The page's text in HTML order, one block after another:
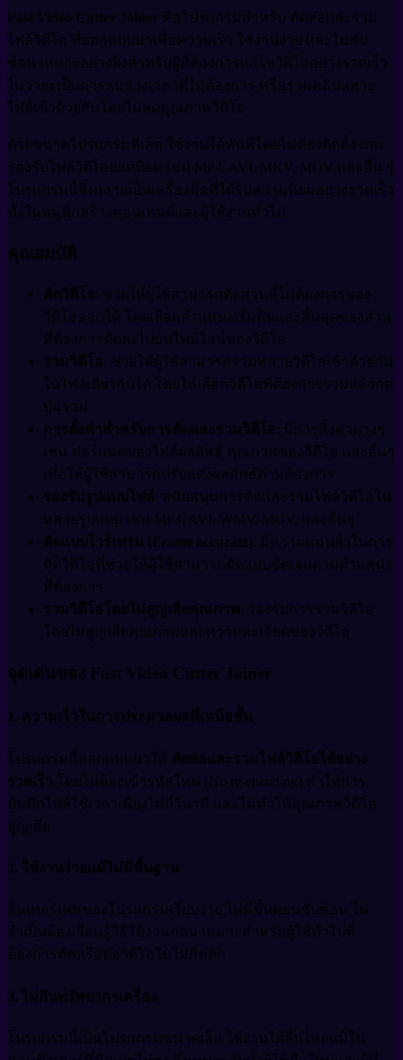
Fast Video Cutter Joiner คือโปรแกรมสำหรับ ตัดต่อและรวม
ไฟล์วิดีโอ ที่ออกแบบมาเพื่อความเร็ว ใช้งานง่าย และไม่ซับ
ซ้อน เหมาะอย่างยิ่งสำหรับผู้ที่ต้องการแก้ไขวิดีโออย่างรวดเร็ว
ไม่ว่าจะเป็นการลบช่วงเวลาที่ไม่ต้องการ หรือรวมคลิปหลาย
ไฟล์เข้าด้วยกันโดยไม่ลดคุณภาพวิดีโอ
ด้วยขนาดโปรแกรมที่เล็ก ใช้งานได้ทันทีโดยไม่ต้องติดตั้ง และ
รองรับไฟล์วิดีโอยอดนิยม เช่น MP4, AVI, MKV, MOV และอื่น ๆ
โปรแกรมนี้จึงกลายเป็นเครื่องมือที่ได้รับความนิยมอย่างรวดเร็ว
ทั้งในหมู่นักสร้างคอนเทนต์และผู้ใช้งานทั่วไป
คุณสมบัติ
ตัดวิดีโอ: ช่วยให้ผู้ใช้สามารถตัดส่วนที่ไม่ต้องการของ
วิดีโอออกได้ โดยเลือกตำแหน่งเริ่มต้นและสิ้นสุดของส่วน
ที่ต้องการตัดลงไปบนไทม์ไลน์ของวิดีโอ
รวมวิดีโอ: ช่วยให้ผู้ใช้สามารถรวมหลายวิดีโอเข้าด้วยกัน
ในไฟล์เดียวกันได้ โดยให้เลือกวิดีโอที่ต้องการรวมแล้วกด
ปุ่มรวม
การตั้งค่าสำหรับการตัดและรวมวิดีโอ: มีการตั้งค่าต่างๆ
เช่น ฟอร์แมตของไฟล์ผลลัพธ์ คุณภาพของวิดีโอ และอื่นๆ
เพื่อให้ผู้ใช้สามารถปรับแต่งผลลัพธ์ตามต้องการ
รองรับรูปแบบไฟล์: สนับสนุนการตัดและรวมไฟล์วิดีโอใน
หลายรูปแบบ เช่น MP4, AVI, WMV, MOV, และอื่นๆ
ตัดแบบไวร์เฟรม (Frame accurate): มีความแม่นยำในการ
ตัดวิดีโอที่ช่วยให้ผู้ใช้สามารถตัดแบบชัดเจนตามตำแหน่ง
ที่ต้องการ
รวมวิดีโอโดยไม่สูญเสียคุณภาพ: รองรับการรวมวิดีโอ
โดยไม่สูญเสียคุณภาพและความละเอียดของวิดีโอ
จุดเด่นของ Fast Video Cutter Joiner
1. ความเร็วในการประมวลผลที่เหนือชั้น
โปรแกรมนี้ออกแบบมาให้ ตัดต่อและรวมไฟล์วิดีโอได้อย่าง
รวดเร็ว โดยไม่ต้องเข้ารหัสใหม่ (No re-encoding) ทำให้การ
บันทึกไฟล์ใช้เวลาเพียงไม่กี่วินาที และไม่ทำให้คุณภาพวิดีโอ
สูญเสีย
2. ใช้งานง่ายแม้ไม่มีพื้นฐาน
อินเทอร์เฟซของโปรแกรมเรียบง่าย ไม่มีขั้นตอนซับซ้อน ไม่
จำเป็นต้องเรียนรู้วิธีใช้งานก่อน เหมาะสำหรับผู้ใช้ทั่วไปที่
ต้องการตัดหรือต่อวิดีโอในไม่กี่คลิก
3. ไม่กินทรัพยากรเครื่อง
โปรแกรมนี้เป็นโปรแกรมขนาดเล็ก ใช้งานได้ลื่นไหลแม้ใน